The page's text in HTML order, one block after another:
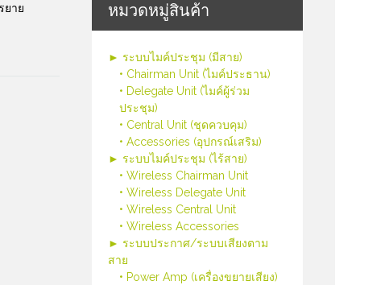
หมวดหมู่สินค้า
► ระบบไมค์ประชุม (มีสาย)
• Chairman Unit (ไมค์ประธาน)
• Delegate Unit (ไมค์ผู้ร่วม
ประชุม)
• Central Unit (ชุดควบคุม)
• Accessories (อุปกรณ์เสริม)
► ระบบไมค์ประชุม (ไร้สาย)
• Wireless Chairman Unit
• Wireless Delegate Unit
• Wireless Central Unit
• Wireless Accessories
► ระบบประกาศ/ระบบเสียงตาม
สาย
• Power Amp (เครื่องขยายเสียง)
ยาย